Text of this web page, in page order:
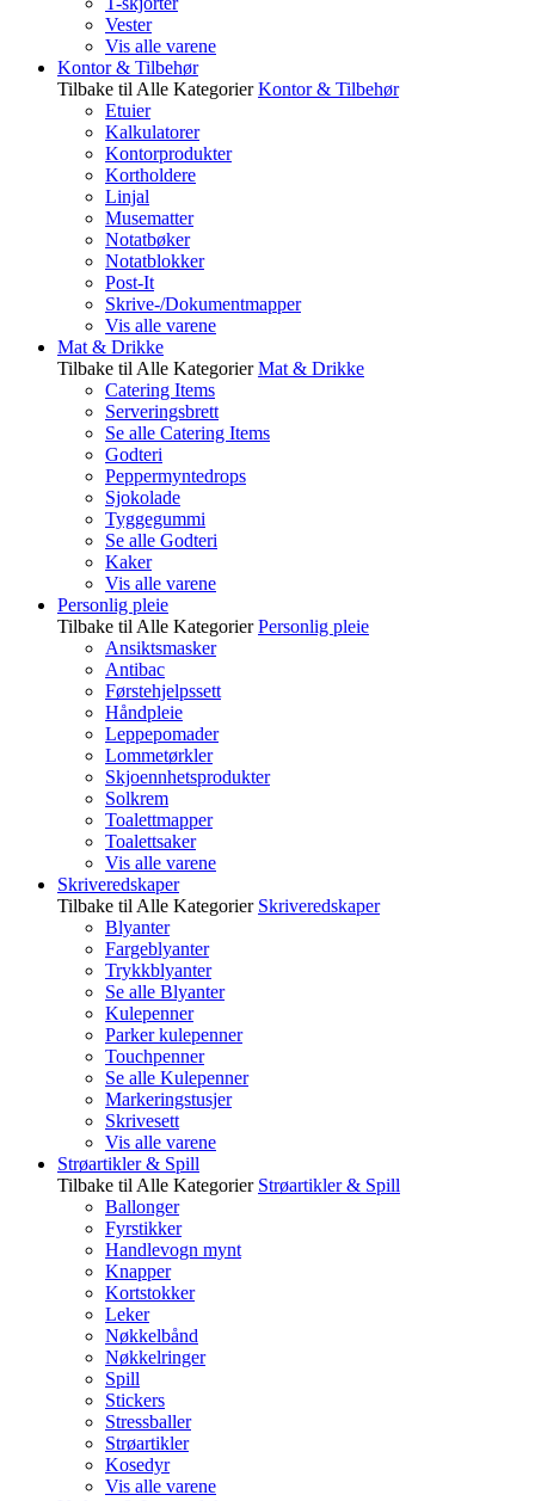
Vester
Vis alle varene
Kontor & Tilbehør
Tilbake til Alle Kategorier Kontor & Tilbehør
Etuier
Kalkulatorer
Kontorprodukter
Kortholdere
Linjal
Musematter
Notatbøker
Notatblokker
Post-It
Skrive-/Dokumentmapper
Vis alle varene
Mat & Drikke
Tilbake til Alle Kategorier Mat & Drikke
Catering Items
Serveringsbrett
Se alle Catering Items
Godteri
Peppermyntedrops
Sjokolade
Tyggegummi
Se alle Godteri
Kaker
Vis alle varene
Personlig pleie
Tilbake til Alle Kategorier Personlig pleie
Ansiktsmasker
Antibac
Førstehjelpssett
Håndpleie
Leppepomader
Lommetørkler
Skjoennhetsprodukter
Solkrem
Toalettmapper
Toalettsaker
Vis alle varene
Skriveredskaper
Tilbake til Alle Kategorier Skriveredskaper
Blyanter
Fargeblyanter
Trykkblyanter
Se alle Blyanter
Kulepenner
Parker kulepenner
Touchpenner
Se alle Kulepenner
Markeringstusjer
Skrivesett
Vis alle varene
Strøartikler & Spill
Tilbake til Alle Kategorier Strøartikler & Spill
Ballonger
Fyrstikker
Handlevogn mynt
Knapper
Kortstokker
Leker
Nøkkelbånd
Nøkkelringer
Spill
Stickers
Stressballer
Strøartikler
Kosedyr
Vis alle varene